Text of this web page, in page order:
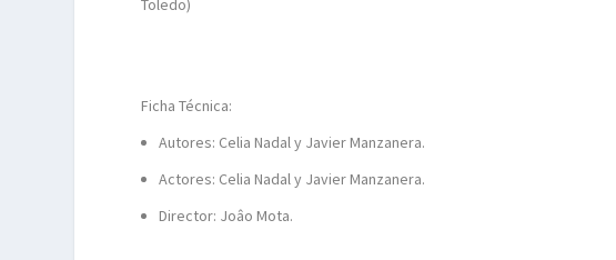
Toledo)
Ficha Técnica:
Autores: Celia Nadal y Javier Manzanera.
Actores: Celia Nadal y Javier Manzanera.
Director: Joâo Mota.